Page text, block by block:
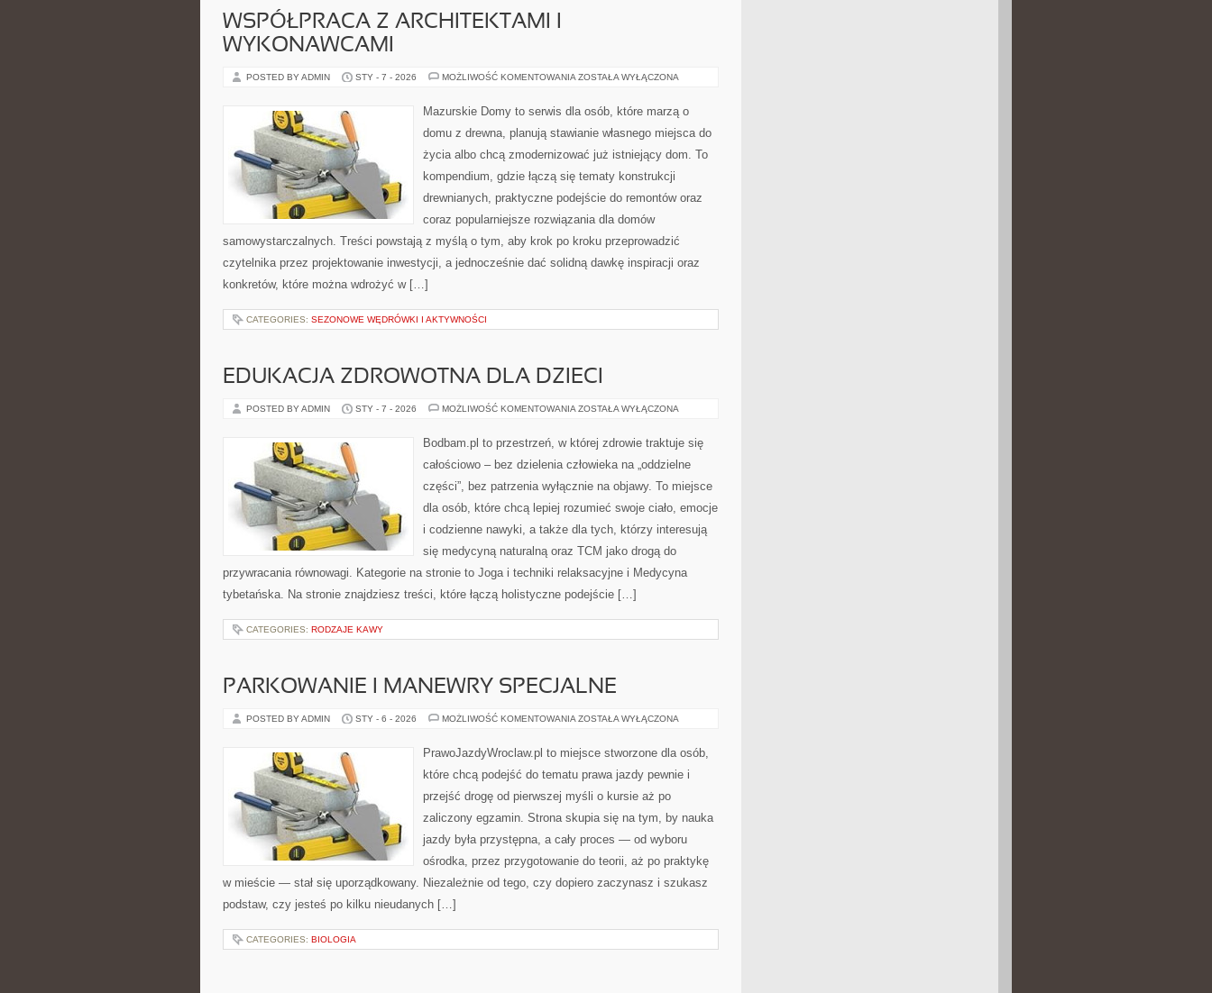
WSPÓŁPRACA Z ARCHITEKTAMI I
WYKONAWCAMI
POSTED BY ADMIN STY - 7 - 2026 MOŻLIWOŚĆ KOMENTOWANIA WSPÓŁPRACA
WYKONAWCAMI
ZOSTAŁA WYŁĄCZONA
Mazurskie Domy to serwis dla osób, które marzą o
domu z drewna, planują stawianie własnego miejsca do
życia albo chcą zmodernizować już istniejący dom. To
kompendium, gdzie łączą się tematy konstrukcji
drewnianych, praktyczne podejście do remontów oraz
coraz popularniejsze rozwiązania dla domów
samowystarczalnych. Treści powstają z myślą o tym, aby krok po kroku przeprowadzić
czytelnika przez projektowanie inwestycji, a jednocześnie dać solidną dawkę inspiracji oraz
konkretów, które można wdrożyć w […]
CATEGORIES: SEZONOWE WĘDRÓWKI I AKTYWNOŚCI
EDUKACJA ZDROWOTNA DLA DZIECI
POSTED BY ADMIN STY - 7 - 2026 MOŻLIWOŚĆ KOMENTOWANIA EDUKACJA
DZIECI
ZOSTAŁA WYŁĄCZONA
Bodbam.pl to przestrzeń, w której zdrowie traktuje się
całościowo – bez dzielenia człowieka na „oddzielne
części”, bez patrzenia wyłącznie na objawy. To miejsce
dla osób, które chcą lepiej rozumieć swoje ciało, emocje
i codzienne nawyki, a także dla tych, którzy interesują
się medycyną naturalną oraz TCM jako drogą do
przywracania równowagi. Kategorie na stronie to Joga i techniki relaksacyjne i Medycyna
tybetańska. Na stronie znajdziesz treści, które łączą holistyczne podejście […]
CATEGORIES: RODZAJE KAWY
PARKOWANIE I MANEWRY SPECJALNE
POSTED BY ADMIN STY - 6 - 2026 MOŻLIWOŚĆ KOMENTOWANIA PARKOWANIE
SPECJALNE
ZOSTAŁA WYŁĄCZONA
PrawoJazdyWroclaw.pl to miejsce stworzone dla osób,
które chcą podejść do tematu prawa jazdy pewnie i
przejść drogę od pierwszej myśli o kursie aż po
zaliczony egzamin. Strona skupia się na tym, by nauka
jazdy była przystępna, a cały proces — od wyboru
ośrodka, przez przygotowanie do teorii, aż po praktykę
w mieście — stał się uporządkowany. Niezależnie od tego, czy dopiero zaczynasz i szukasz
podstaw, czy jesteś po kilku nieudanych […]
CATEGORIES: BIOLOGIA